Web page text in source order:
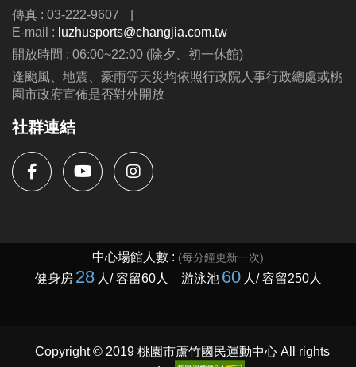
公益免費講座・限額30位
掃描 QR Code 填表報名，馬上卡位
傳真 : 03-222-9607
|
E-mail : luzhusports@changjia.com.tw
開放時間 : 06:00~22:00 (除夕、初一休館)
逢颱風、地震、豪雨等天災均依照行政院人事行政總處或桃
園市政府宣佈是否對外開放
社群連結
Copyright © 2019 桃園市蘆竹國民運動中心 All rights